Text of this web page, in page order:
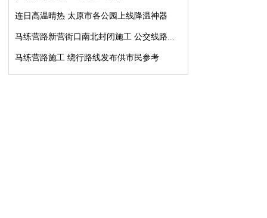
连日高温晴热 太原市各公园上线降温神器
马练营路新营街口南北封闭施工 公交线路...
马练营路施工 绕行路线发布供市民参考